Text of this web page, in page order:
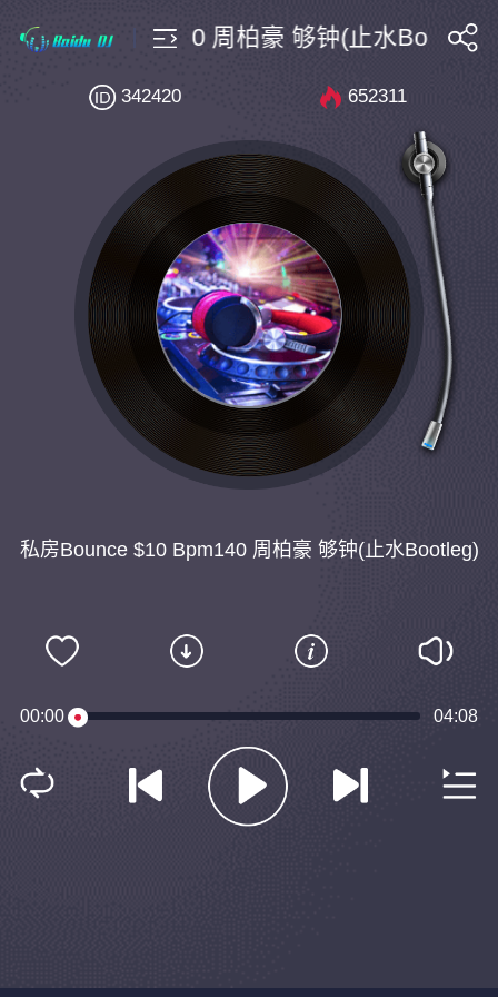
$10 Bpm140 周柏豪 够钟(止水Bootleg)
私房Bounce $10 Bpm140 周柏豪 够钟(止水Bootleg)
342420 652311
00:00 04:08